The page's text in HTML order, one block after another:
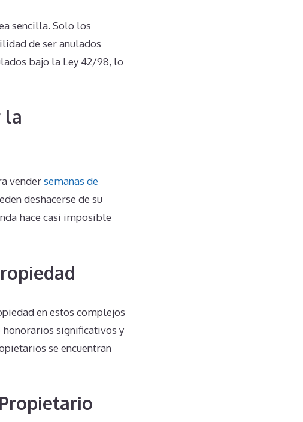
sencilla. Solo los
de ser anulados
bajo la Ley 42/98, lo
la
vendersemanas de
deshacerse de su
hace casi imposible
en estos complejos
significativos y
se encuentran